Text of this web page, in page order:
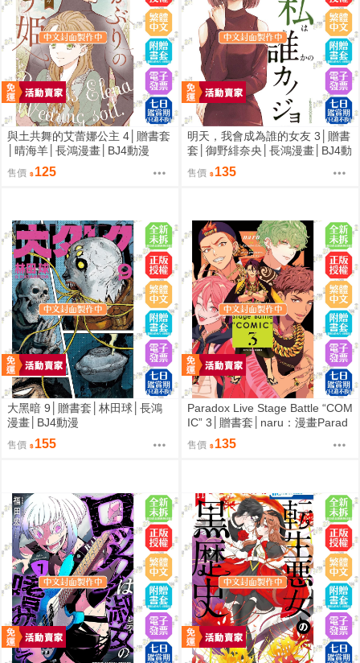
與土共舞的艾蕾娜公主 4│贈書套
│晴海羊│長鴻漫畫│BJ4動漫
售價 125
明天，我會成為誰的女友 3│贈書
套│御野緋奈央│長鴻漫畫│BJ4動
售價 135
大黑暗 9│贈書套│林田球│長鴻
漫畫│BJ4動漫
售價 155
Paradox Live Stage Battle “COM
IC” 3│贈書套│naru：漫畫Parad
ox Live：原作avex pictures,ジー
クレスト：監修│長鴻漫畫│BJ4
售價 135